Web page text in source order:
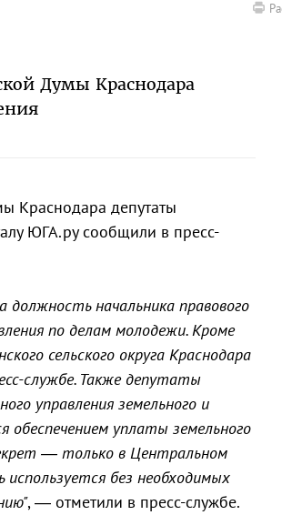
Думы Краснодара
Краснодара депутаты
ЮГА.ру сообщили в пресс-
должность начальника правового
по делам молодежи. Кроме
сельского округа Краснодара
службе. Также депутаты
управления земельного и
уплаты земельного
— только в Центральном
используется без необходимых
, — отметили в пресс-службе.